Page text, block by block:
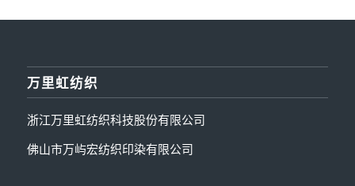
万里虹纺织
浙江万里虹纺织科技股份有限公司
佛山市万屿宏纺织印染有限公司